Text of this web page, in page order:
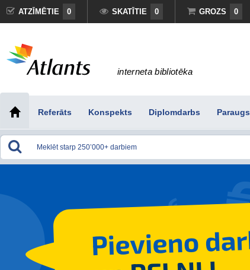
ATZĪMĒTIE 0 SKATĪTIE 0 GROZS 0
interneta bibliotēka
Referāts Konspekts Diplomdarbs Paraugs